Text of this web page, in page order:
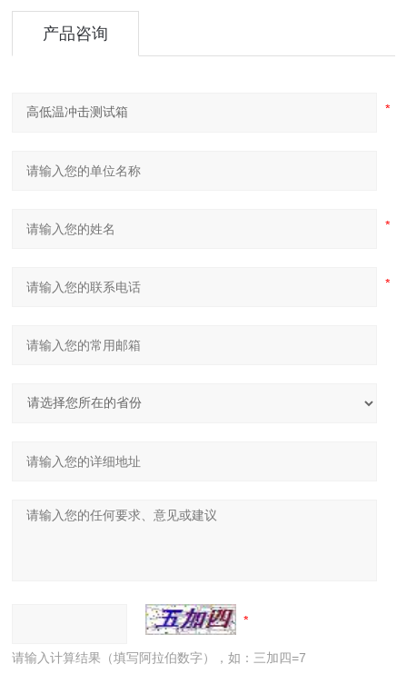
产品咨询
请输入计算结果（填写阿拉伯数字），如：三加四=7